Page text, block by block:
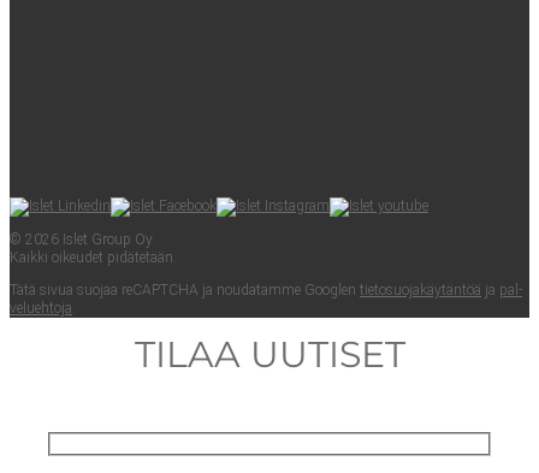
© 2026 Islet Group Oy
Kaik­ki oikeu­det pidätetään.
Tätä sivua suo­jaa reCAPTC­HA ja nou­da­tam­me Googlen tie­to­suo­ja­käy­tän­töä ja pal­
ve­lueh­to­ja.
TILAA UUTISET